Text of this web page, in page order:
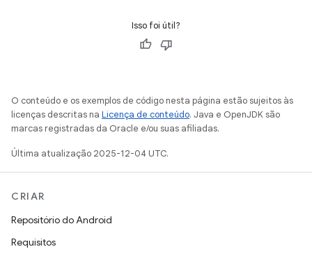
Isso foi útil?
O conteúdo e os exemplos de código nesta página estão sujeitos às
licenças descritas na Licença de conteúdo. Java e OpenJDK são
marcas registradas da Oracle e/ou suas afiliadas.
Última atualização 2025-12-04 UTC.
CRIAR
Repositório do Android
Requisitos